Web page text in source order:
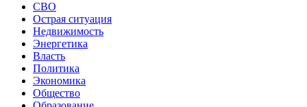
СВО
Острая ситуация
Недвижимость
Энергетика
Власть
Политика
Экономика
Общество